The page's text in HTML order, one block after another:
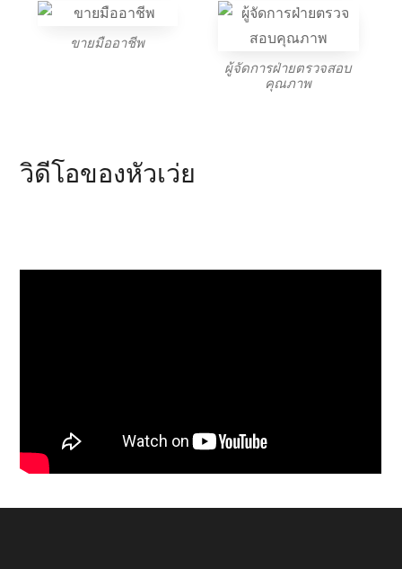
ขายมืออาชีพ
ผู้จัดการฝ่ายตรวจสอบ
คุณภาพ
วิดีโอของหัวเว่ย